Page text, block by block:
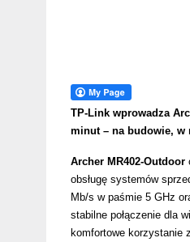
TP-Link wprowadza
minut – na budowie, w
Archer MR402-Outdoor
obsługę systemów
Mb/s w paśmie 5 GHz
stabilne połączenie dla
komfortowe korzystanie